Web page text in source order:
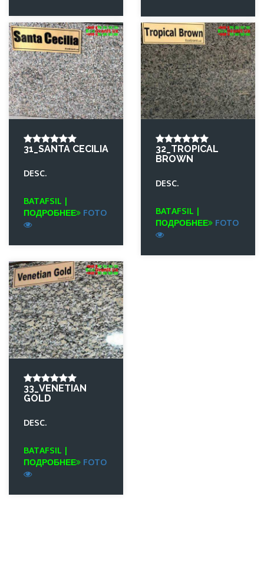
31_SANTA CECILIA
DESC.
BATAFSIL |
ПОДРОБНЕЕ
FOTO
32_TROPICAL
BROWN
DESC.
BATAFSIL |
ПОДРОБНЕЕ
FOTO
33_VENETIAN
GOLD
DESC.
BATAFSIL |
ПОДРОБНЕЕ
FOTO